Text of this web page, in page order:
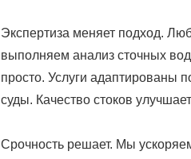
Экспертиза меняет подход.
выполняем анализ сточных
просто. Услуги адаптированы
суды. Качество стоков
Срочность решает. Мы